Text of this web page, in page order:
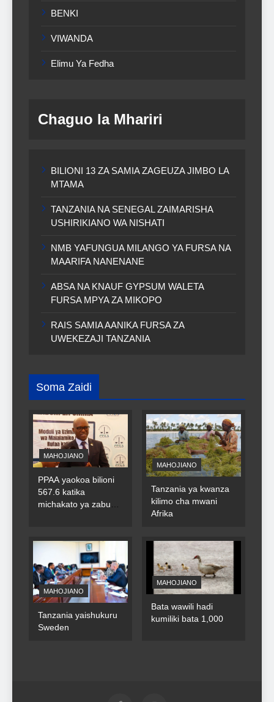
BENKI
VIWANDA
Elimu Ya Fedha
Chaguo la Mhariri
BILIONI 13 ZA SAMIA ZAGEUZA JIMBO LA
MTAMA
TANZANIA NA SENEGAL ZAIMARISHA
USHIRIKIANO WA NISHATI
NMB YAFUNGUA MILANGO YA FURSA NA
MAARIFA NANENANE
ABSA NA KNAUF GYPSUM WALETA
FURSA MPYA ZA MIKOPO
RAIS SAMIA AANIKA FURSA ZA
UWEKEZAJI TANZANIA
Soma Zaidi
MAHOJIANO
PPAA yaokoa bilioni
567.6 katika
michakato ya zabuni
MAHOJIANO
Tanzania ya kwanza
kilimo cha mwani
Afrika
MAHOJIANO
Tanzania yaishukuru
Sweden
MAHOJIANO
Bata wawili hadi
kumiliki bata 1,000